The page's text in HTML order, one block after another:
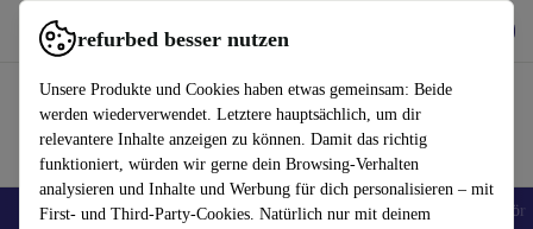
refurbed besser nutzen
Unsere Produkte und Cookies haben etwas gemeinsam: Beide
werden wiederverwendet. Letztere hauptsächlich, um dir
relevantere Inhalte anzeigen zu können. Damit das richtig
funktioniert, würden wir gerne dein Browsing-Verhalten
analysieren und Inhalte und Werbung für dich personalisieren – mit
First- und Third-Party-Cookies. Natürlich nur mit deinem
refurbed schnell und einfach nutzen
🎒 Back to school Handys Laptops Tablets Smartwatches Zubehör